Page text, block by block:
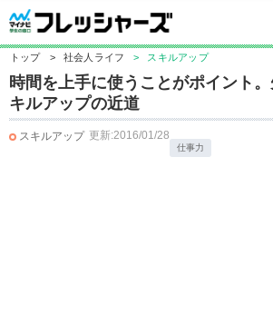
トップ > 社会人ライフ > スキルアップ
時間を上手に使うことがポイント
キルアップの近道
スキルアップ 更新:2016/01/28
仕事力